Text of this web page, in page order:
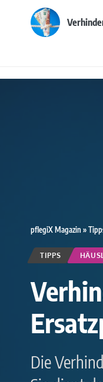
pflegiX Magazin »
TIPPS
Die